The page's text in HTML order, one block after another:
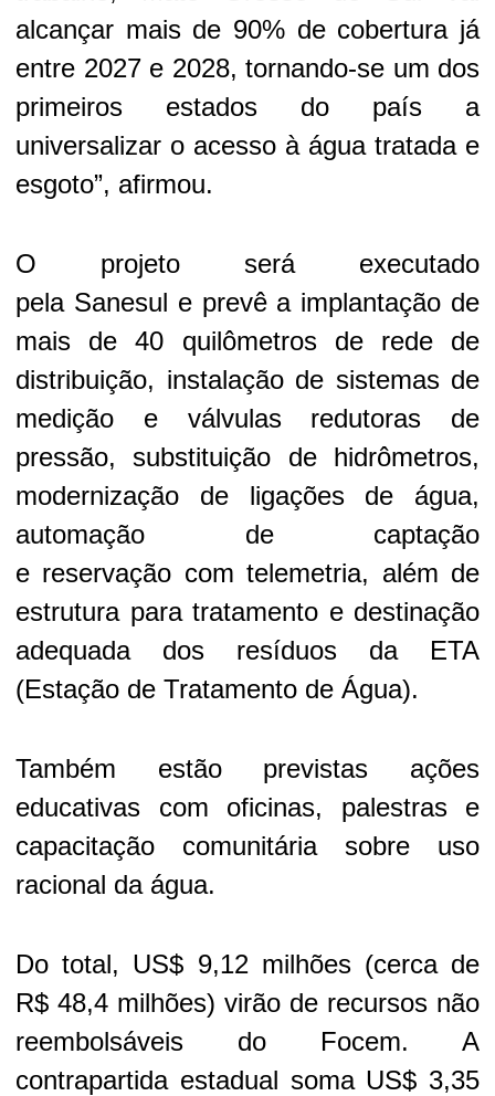
alcançar mais de 90% de cobertura já
entre 2027 e 2028, tornando-se um dos
primeiros estados do país a
universalizar o acesso à água tratada e
esgoto”, afirmou.
O projeto será executado
pela Sanesul e prevê a implantação de
mais de 40 quilômetros de rede de
distribuição, instalação de sistemas de
medição e válvulas redutoras de
pressão, substituição de hidrômetros,
modernização de ligações de água,
automação de captação
e reservação com telemetria, além de
estrutura para tratamento e destinação
adequada dos resíduos da ETA
(Estação de Tratamento de Água).
Também estão previstas ações
educativas com oficinas, palestras e
capacitação comunitária sobre uso
racional da água.
Do total, US$ 9,12 milhões (cerca de
R$ 48,4 milhões) virão de recursos não
reembolsáveis do Focem. A
contrapartida estadual soma US$ 3,35